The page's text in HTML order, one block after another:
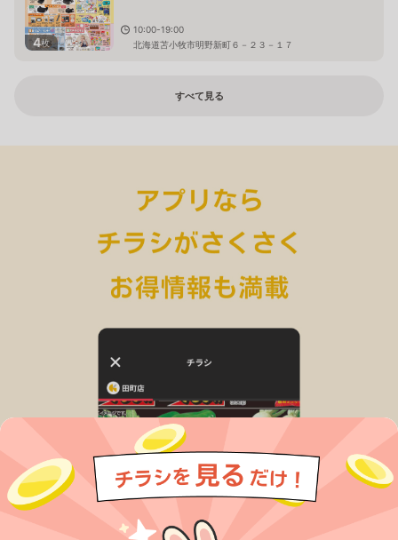
4枚
10:00-19:00
北海道苫小牧市明野新町６－２３－１７
すべて見る